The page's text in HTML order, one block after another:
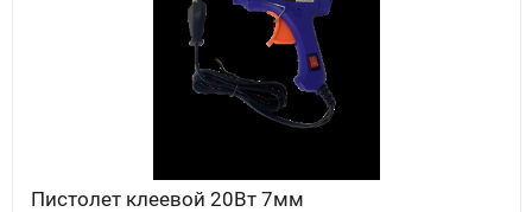
Пистолет клеевой 20Вт 7мм